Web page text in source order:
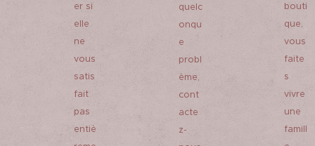
er si
elle
ne
vous
satis
fait
pas
entiè
quelc
onqu
e
probl
ème,
cont
acte
z-
bouti
que,
vous
faite
s
vivre
une
famill